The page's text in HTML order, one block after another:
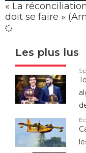
« La
doit se faire »
Les plus lus